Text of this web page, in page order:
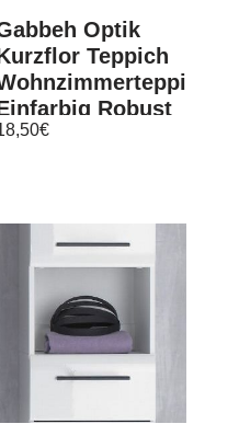
Optik
Teppich
Robust
Meliert
€